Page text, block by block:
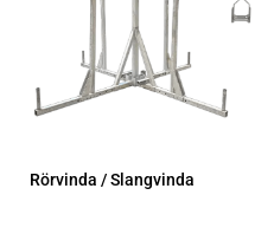
Rörvinda / Slangvinda